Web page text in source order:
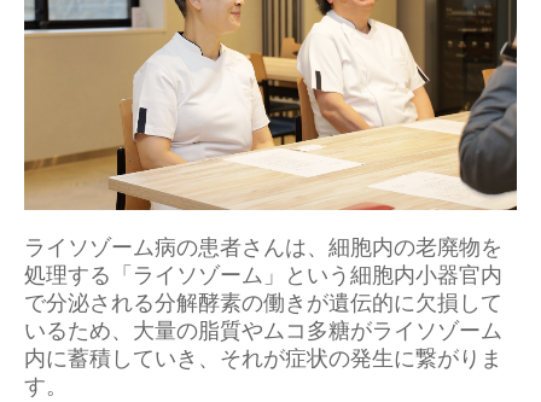
ライソゾーム病の患者さんは、細胞内の老廃物を
処理する「ライソゾーム」という細胞内小器官内
で分泌される分解酵素の働きが遺伝的に欠損して
いるため、大量の脂質やムコ多糖がライソゾーム
内に蓄積していき、それが症状の発生に繋がりま
す。